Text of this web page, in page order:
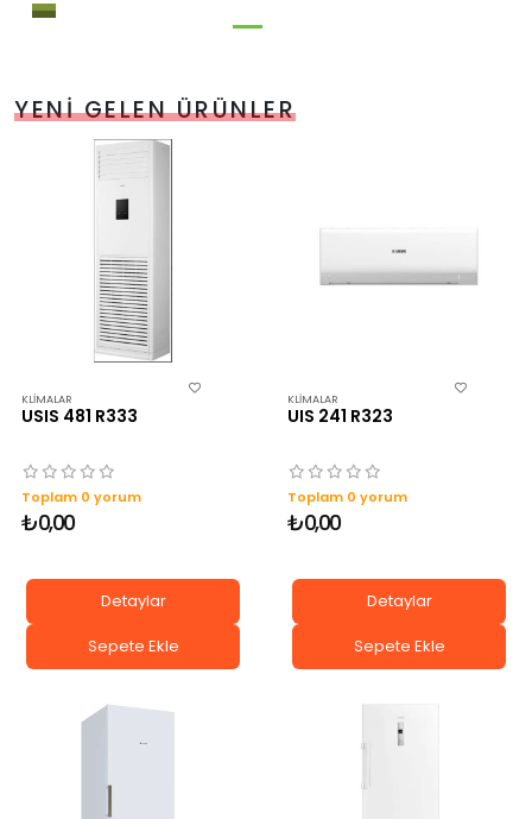
YENI GELEN ÜRÜNLER
KLIMALAR
USIS 481 R333
Toplam 0 yorum
₺0,00
Detaylar
Sepete Ekle
KLIMALAR
UIS 241 R323
Toplam 0 yorum
₺0,00
Detaylar
Sepete Ekle